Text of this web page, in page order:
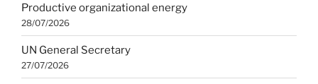
Productive organizational energy
28/07/2026
UN General Secretary
27/07/2026